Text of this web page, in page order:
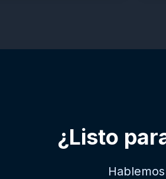
¿Listo